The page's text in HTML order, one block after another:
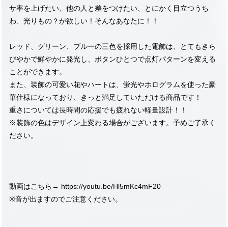
サ率を上げたい、他の人と差をつけたい、とにかく目立つうち
わ、光りもの？が欲しい！そんなあなたに！！
レッド、グリーン、ブルーの三色を採用した電飾は、とてもきら
びやかで鮮やかに発光し、ボタンひとつで点灯パターンを変える
ことができます。
また、装飾の可愛い花やハートは、蛍光やホログラムを使った豪
華仕様になっており、きっと満足していただける商品です！
重さについては長時間の応援でも疲れない軽量設計！！
※装飾の色はデザイン上変わる場合がございます。予めご了承く
ださい。
動画はこちら→ https://youtu.be/Hl5mKc4mF20
※音が出ますのでご注意ください。